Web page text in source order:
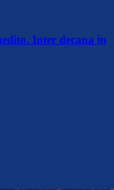
Inter decana in